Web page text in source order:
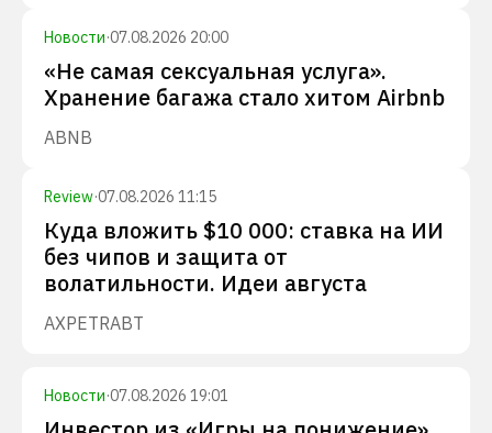
Новости·07.08.2026 20:00
«Не самая сексуальная услуга».
Хранение багажа стало хитом Airbnb
ABNB
Review·07.08.2026 11:15
Куда вложить $10 000: ставка на ИИ
без чипов и защита от
волатильности. Идеи августа
AXPETRABT
Новости·07.08.2026 19:01